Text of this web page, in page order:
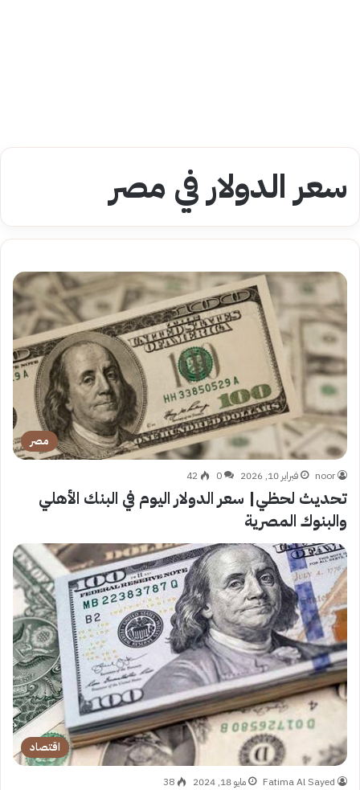
سعر الدولار في مصر
مصر
noor فبراير 10, 2026 0
42
تحديث لحظي| سعر الدولار اليوم في البنك الأهلي
والبنوك المصرية
اقتصاد
Fatima Al Sayed مايو 18, 2024 38